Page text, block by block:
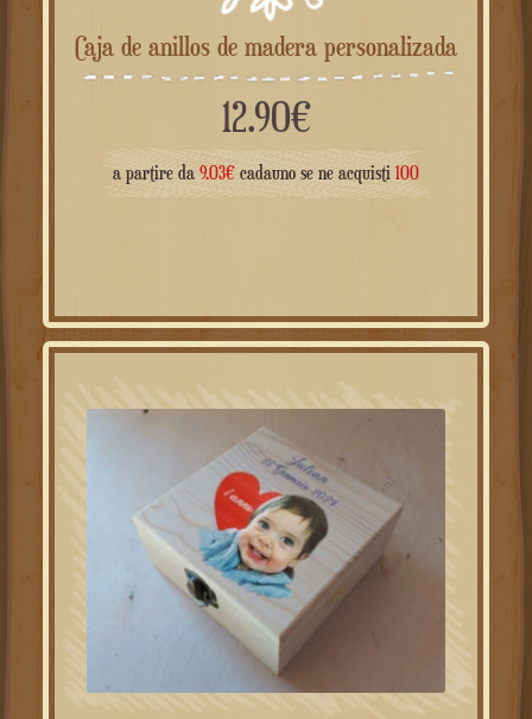
Caja de anillos de madera personalizada
12.90€
a partire da 9.03€ cadauno se ne acquisti 100